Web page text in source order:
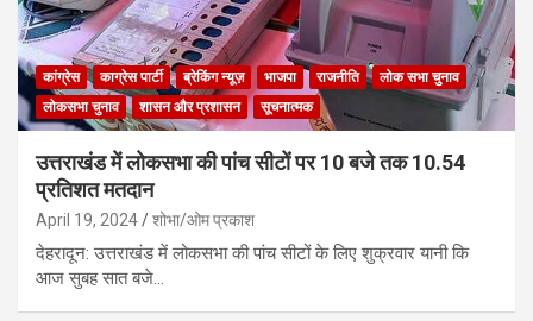
कांग्रेस काग्रेस पार्टी ब्रेकिंग न्यूज़ भाजपा राजनीति
लोक सभा चुनाव
लोकसभा चुनाव
शासन और प्रशासन सूचनात्मक
उत्तराखंड में लोकसभा की पांच सीटों पर 10 बजे तक 10.54
प्रतिशत मतदान
April 19, 2024 शोभा/ओम प्रकाश
देहरादून: उत्तराखंड में लोकसभा की पांच सीटों के लिए शुक्रवार यानी कि
आज सुबह सात बजे…